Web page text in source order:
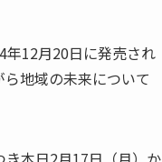
年12月20日に発売され
地域の未来について